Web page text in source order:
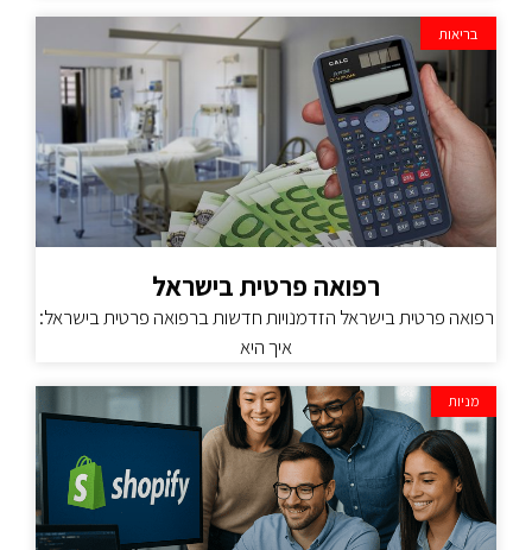
בריאות
רפואה פרטית בישראל
רפואה פרטית בישראל הזדמנויות חדשות ברפואה פרטית בישראל:
איך היא
מניות